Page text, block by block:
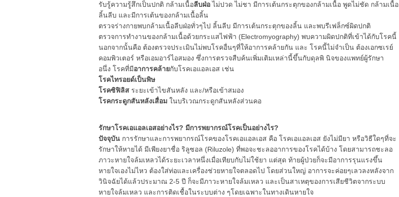
รับรู้ความรู้สึกเป็นปกติ กล้ามเนื้อลีบฝ่อไม่ปวด ไม่ชา มีการเต้นกระตุกของกล้ามเนื้อ พูดไม่ชัด กล้ามเนื้อ
ลิ้นลีบ และมีการเต้นของกล้ามเนื้อลิ้น
ตรวจร่างกายพบกล้ามเนื้อลีบฝ่อทั่วๆไป ลิ้นลีบ มีการเต้นกระตุกของลิ้น และพบรีเฟล็กซ์ผิดปกติ
ตรวจการทำงานของกล้ามเนื้อด้วยกระแสไฟฟ้า (Electromyography) พบความผิดปกติที่เข้าได้กับโรคนี้
นอกจากนั้นคือ ต้องตรวจประเมินไม่พบโรคอื่นๆที่ให้อาการคล้ายกัน และ โรคนี้ไม่จำเป็น ต้องเอกซเรย์
คอมพิวเตอร์ หรือเอมอาร์ไอสมอง ซึ่งการตรวจสืบค้นเพิ่มเติมเหล่านี้ขึ้นกับดุลพิ นิจของแพทย์ผู้รักษา
อนึ่ง โรคที่มีอาการคล้ายกับโรคเอแอลเอส เช่น
โรคไทรอยด์เป็นพิษ
โรคซิฟิลิส ระยะเข้าไขสันหลัง และ/หรือเข้าสมอง
โรคกระดูกสันหลังเสื่อม ในบริเวณกระดูกสันหลังส่วนคอ
รักษาโรคเอแอลเอสอย่างไร? มีการพยากรณ์โรคเป็นอย่างไร?
ปัจจุบัน การรักษาและการพยากรณ์โรคของโรคเอแอลเอส คือ โรคเอแอลเอส ยังไม่มียา หรือวิธีใดๆที่จะ
รักษาให้หายได้ มีเพียงยาชื่อ ริลูซอล (Riluzole) ที่พอจะชะลออาการของโรคได้บ้าง โดยสามารถชะลอ
ภาวะหายใจล้มเหลวได้ระยะเวลาหนึ่งเมื่อเทียบกับไม่ใช้ยา แต่สุด ท้ายผู้ป่วยก็จะมีอาการรุนแรงขึ้น
หายใจเองไม่ไหว ต้องใส่ท่อและเครื่องช่วยหายใจตลอดไป โดยส่วนใหญ่ อาการจะค่อยๆเลวลงหลังจาก
วินิจฉัยได้แล้วประมาณ 2-5 ปี ก็จะมีภาวะหายใจล้มเหลว และเป็นสาเหตุของการเสียชีวิตจากระบบ
หายใจล้มเหลว และการติดเชื้อในระบบต่าง ๆโดยเฉพาะในทางเดินหายใจ